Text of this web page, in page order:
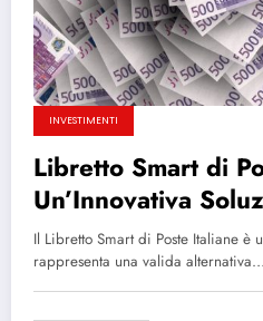
INVESTIMENTI
Libretto Smart di
Un’Innovativa
Gestione dei
Il Libretto Smart di Poste Italiane è
rappresenta una valida alternativa…